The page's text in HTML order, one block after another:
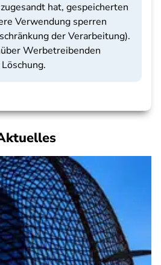
hat, gespeicherten
Verwendung sperren
der Verarbeitung).
Werbetreibenden